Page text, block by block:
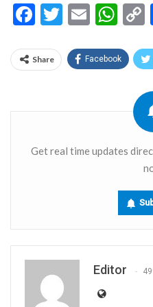
Facebook
Twitter
Email
Share Facebook
Get real time updates
Editor